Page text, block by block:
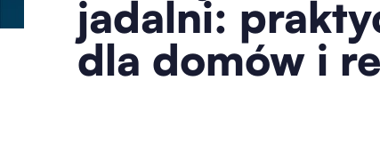
jadalni:
dla domów i